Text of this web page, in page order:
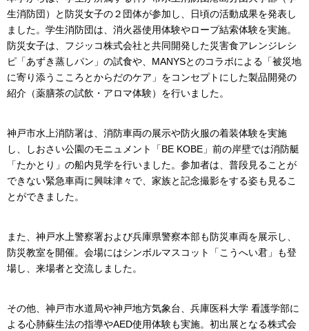
生消防団）と防災女子の２団体が参加し、日頃の活動成果を発表し
ました。学生消防団は、消火器使用体験やロープ結索体験を実施。
防災女子は、フジッコ株式会社と共同開発した災害食アレンジレシ
ピ「あずき蒸しパン」の試食や、MANYSとのコラボによる「被災地
に寄り添うこころとからだのケア」をコンセプトにした製品開発の
紹介（薬膳茶の試飲・アロマ体験）を行いました。
神戸市水上消防署は、消防車両の展示や防火服の着装体験を実施
し、しおさい公園のモニュメント「BE KOBE」前の岸壁では消防艇
「たかとり」の船内見学を行いました。参加者は、普段見ることが
できない緊急車両に興味津々で、家族と記念撮影をする姿も見るこ
とができました。
また、神戸水上警察署および兵庫県警察本部も防災車両を展示し、
防災教室を開催。会場にはシンボルマスコット「こうへい君」も登
場し、来場者と交流しました。
その他、神戸市水道局や神戸地方気象台、兵庫医科大学 看護学部に
よる心肺蘇生法の指導やAED使用体験も実施。初出展となる株式会